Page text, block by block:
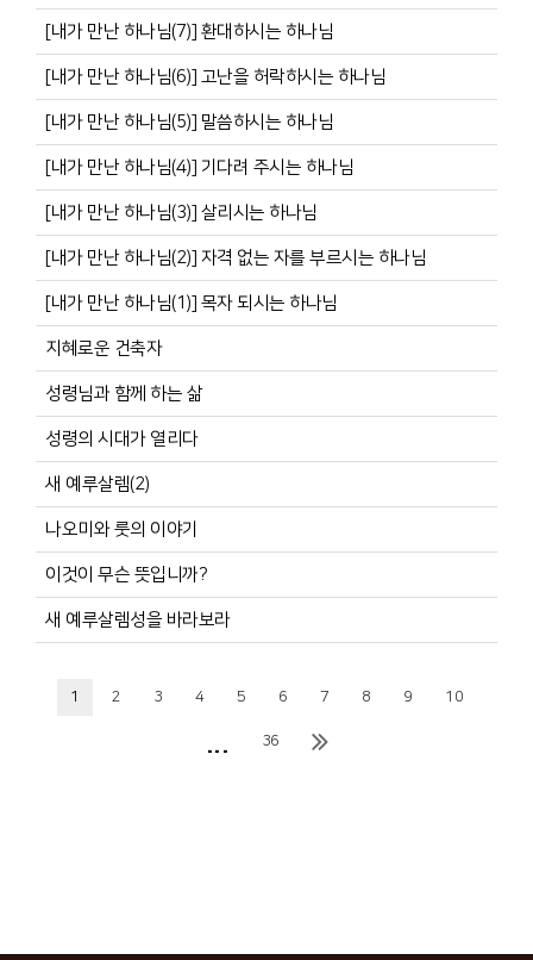
[내가 만난 하나님(7)] 환대하시는 하나님
[내가 만난 하나님(6)] 고난을 허락하시는 하나님
[내가 만난 하나님(5)] 말씀하시는 하나님
[내가 만난 하나님(4)] 기다려 주시는 하나님
[내가 만난 하나님(3)] 살리시는 하나님
[내가 만난 하나님(2)] 자격 없는 자를 부르시는 하나님
[내가 만난 하나님(1)] 목자 되시는 하나님
지혜로운 건축자
성령님과 함께 하는 삶
성령의 시대가 열리다
새 예루살렘(2)
나오미와 룻의 이야기
이것이 무슨 뜻입니까?
새 예루살렘성을 바라보라
1 2 3 4 5 6 7 8 9 10
... 36